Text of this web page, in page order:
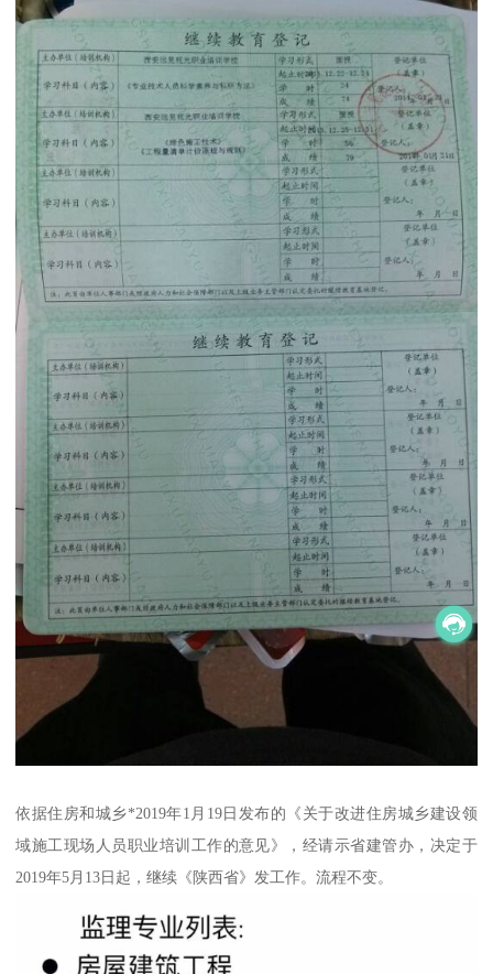
依据住房和城乡*2019年1月19日发布的《关于改进住房城乡建设领
域施工现场人员职业培训工作的意见》，经请示省建管办，决定于
2019年5月13日起，继续《陕西省》发工作。流程不变。